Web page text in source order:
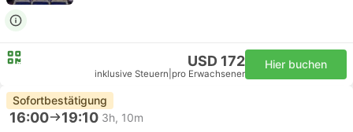
USD 172
inklusive Steuern pro Erwachsener
Hier buchen
Sofortbestätigung
16:00 19:10 3h, 10m